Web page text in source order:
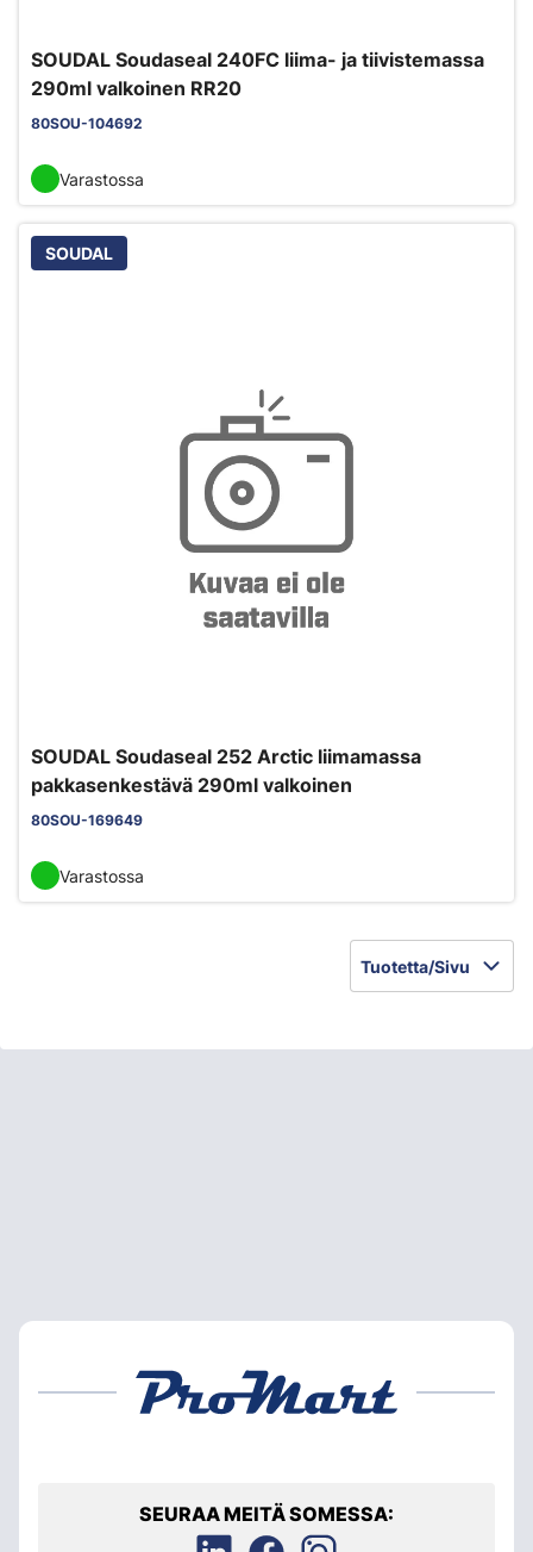
SOUDAL Soudaseal 240FC liima- ja tiivistemassa
290ml valkoinen RR20
80SOU-104692
Varastossa
SOUDAL
SOUDAL Soudaseal 252 Arctic liimamassa
pakkasenkestävä 290ml valkoinen
80SOU-169649
Varastossa
Tuotetta/Sivu
SEURAA MEITÄ SOMESSA: